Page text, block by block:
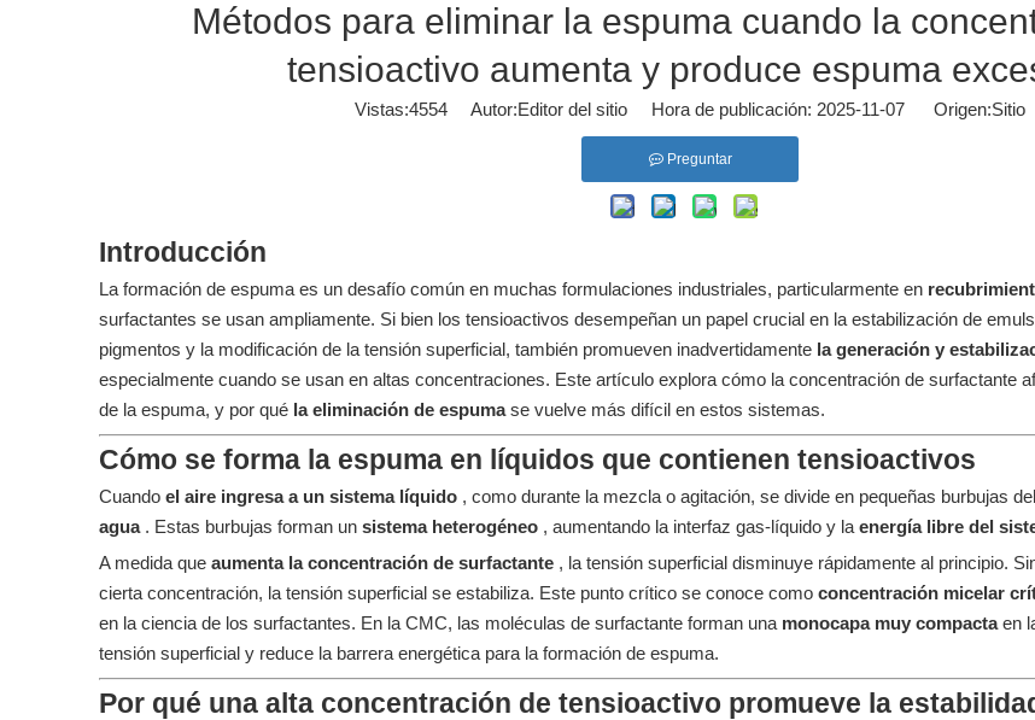
Métodos para eliminar la espuma cuando la
tensioactivo aumenta y produce espuma
Vistas:4554 Autor:Editor del sitio Hora de publicación: 2025-11-07 Origen:Sitio
Preguntar
Introducción
La formación de espuma es un desafío común en muchas formulaciones industriales, particularmente en
surfactantes se usan ampliamente. Si bien los tensioactivos desempeñan un papel crucial en la estabilización de
pigmentos y la modificación de la tensión superficial, también promueven inadvertidamente la generación y
especialmente cuando se usan en altas concentraciones. Este artículo explora cómo la concentración de surfactante
de la espuma, y ​​por qué la eliminación de espumase vuelve más difícil en estos sistemas.
Cómo se forma la espuma en líquidos que contienen tensioactivos
Cuando el aire ingresa a un sistema líquido , como durante la mezcla o agitación, se divide en pequeñas burbujas
agua . Estas burbujas forman un sistema heterogéneo , aumentando la interfaz gas-líquido y la energía libre del
A medida que aumenta la concentración de surfactante , la tensión superficial disminuye rápidamente al principio.
cierta concentración, la tensión superficial se estabiliza. Este punto crítico se conoce como concentración micelar
en la ciencia de los surfactantes. En la CMC, las moléculas de surfactante forman una monocapa muy compactaen
tensión superficial y reduce la barrera energética para la formación de espuma.
Por qué una alta concentración de tensioactivo promueve la